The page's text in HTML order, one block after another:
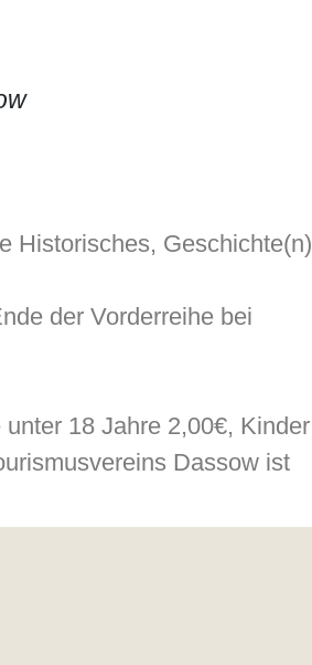
Historisches, Geschichte(n)
der Vorderreihe bei
18 Jahre 2,00€, Kinder
Dassow ist